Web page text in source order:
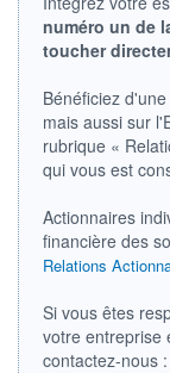
RENDEMENT
ESTIMÉ 2026
-
DERNIER
DIVIDENDE
0,00 CAD
PROCHAIN
ÉLIGIBILITÉ
Non éligible
numéro un de
toucher
Bénéficiez
mais aussi sur
rubrique «
qui vous est
Actionnaires
financière des
Relations
Si vous êtes
votre entreprise
contactez-nous :